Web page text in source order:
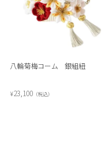
八輪菊梅コーム 銀組紐
¥23,100 税込